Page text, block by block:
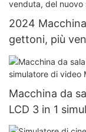
2024
gettoni, più
Macchina da
LCD 3 in 1
per tiro con la